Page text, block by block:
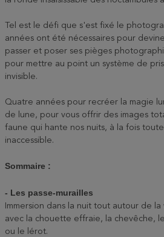
Tel est le défi que s'est fixé le
années ont été nécessaires pour
passer et poser ses pièges
pour mettre au point un système de
invisible.
Quatre années pour recréer la magie
de lune, pour vous offrir des images
faune qui hante nos nuits, à la fois
inaccessible.
Sommaire :
- Les passe-murailles
Immersion dans la nuit tout autour de la
avec la chouette effraie, la chevêche,
ou le lérot.